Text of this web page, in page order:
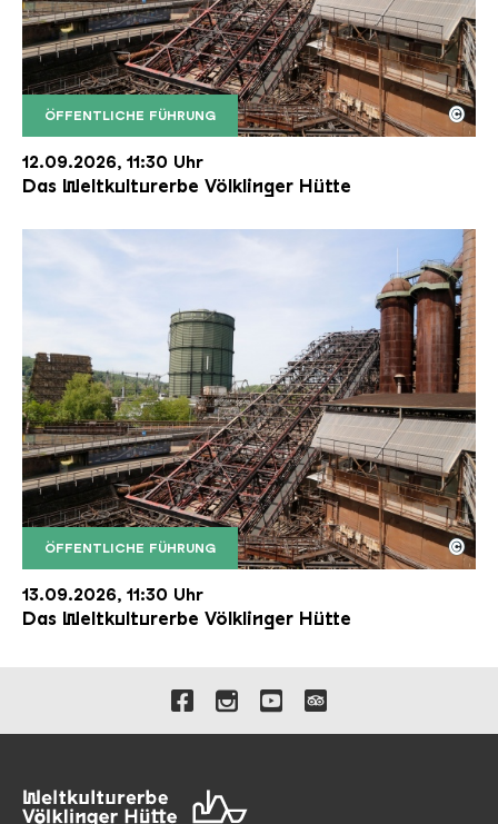
ÖFFENTLICHE FÜHRUNG
Der Erzschrägaufzug der Völklinger Hütte mit
Copyright: Weltkulturerbe Völklinger Hütte | Karl
©
12.09.2026, 11:30 Uhr
Das Weltkulturerbe Völklinger Hütte
ÖFFENTLICHE FÜHRUNG
Der Erzschrägaufzug der Völklinger Hütte mit
Copyright: Weltkulturerbe Völklinger Hütte | Karl
©
13.09.2026, 11:30 Uhr
Das Weltkulturerbe Völklinger Hütte
Verlinkungen zu unseren